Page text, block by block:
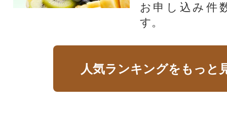
お申し込み件
す。
人気ランキングをもっと